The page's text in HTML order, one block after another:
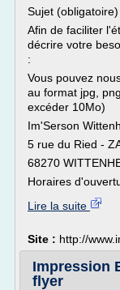
Sujet (obligatoire)
Afin de faciliter
décrire votre
:
Vous pouvez
au format jpg,
excéder 10Mo)
Im'Serson
5 rue du Ried -
68270
Horaires
Lire la suite
Site : http://
Impression
flyer